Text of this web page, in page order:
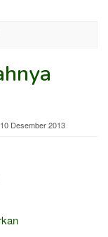
10 Desember 2013